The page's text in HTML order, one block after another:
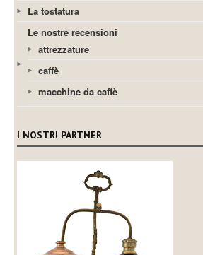
La tostatura
Le nostre recensioni
attrezzature
caffè
macchine da caffè
I NOSTRI PARTNER